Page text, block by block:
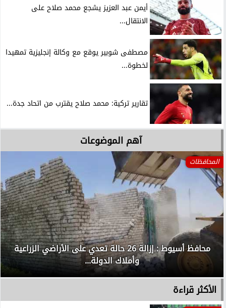
أيمن عبد العزيز يشجع محمد صلاح على
الانتقال...
مصطفى شوبير يوقع مع وكالة إنجليزية تمهيدا
لخطوة...
تقارير تركية: محمد صلاح يقترب من اتحاد جدة...
آهم الموضوعات
المحافظات
محافظ أسيوط : إزالة 26 حالة تعدي على الأراضي الزراعية
وأملاك الدولة...
الأكثر قراءة